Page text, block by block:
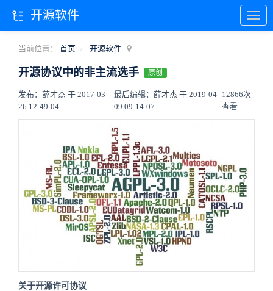
当前位置： 首页 开源软件
开源协议中的非主流选手 原创
发布：薛才杰 于 2017-03-
26 12:49:04
最后编辑：薛才杰 于 2019-04-
09 09:14:07
12866次
查看
关于开源许可协议
开源软件